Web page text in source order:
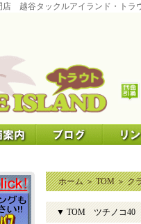
店 越谷タックルアイランド・トラ
ホーム＞TOM＞ク
▼ TOM ツチノコ40